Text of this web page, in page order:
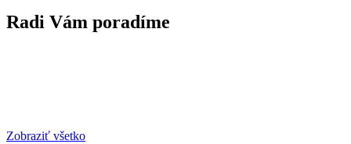
Radi Vám poradíme
Zobraziť všetko